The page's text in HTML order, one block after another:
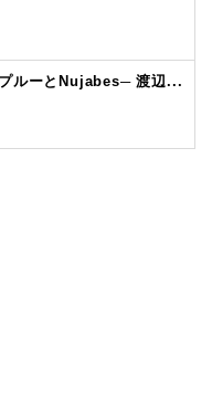
ルーとNujabes─ 渡辺...